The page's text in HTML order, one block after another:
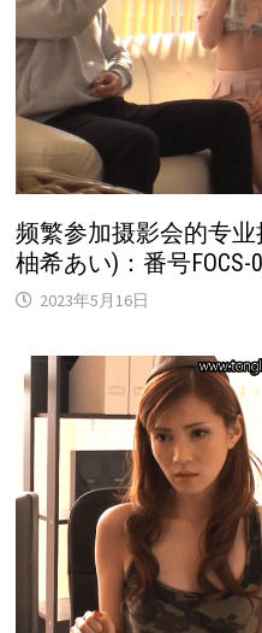
频繁参加摄影会的专业
柚希あい)：番号
2023年5月16日